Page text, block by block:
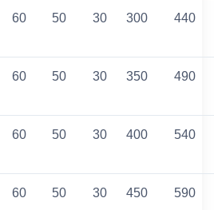
60 50 30 300 440
60 50 30 350 490
60 50 30 400 540
60 50 30 450 590